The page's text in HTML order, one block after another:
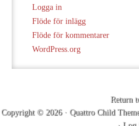
Logga in
Flöde för inlägg
Flöde för kommentarer
WordPress.org
Return
Copyright © 2026 · Quattro Child